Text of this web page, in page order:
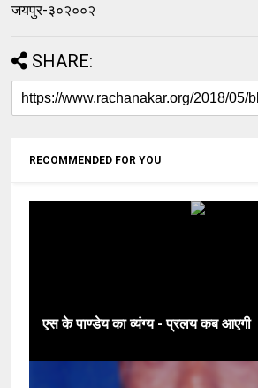
जयपुर-३०२००२
SHARE:
RECOMMENDED FOR YOU
एस के पाण्डेय का व्यंग्य - प्रलय कब आएगी